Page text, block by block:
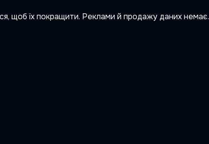
щоб їх покращити. Реклами й продажу даних немає.